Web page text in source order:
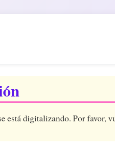
está digitalizando. Por favor,